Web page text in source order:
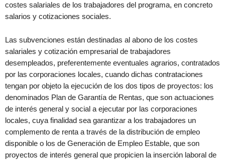
costes salariales de los trabajadores del programa, en concreto
salarios y cotizaciones sociales.
Las subvenciones están destinadas al abono de los costes
salariales y cotización empresarial de trabajadores
desempleados, preferentemente eventuales agrarios, contratados
por las corporaciones locales, cuando dichas contrataciones
tengan por objeto la ejecución de los dos tipos de proyectos: los
denominados Plan de Garantía de Rentas, que son actuaciones
de interés general y social a ejecutar por las corporaciones
locales, cuya finalidad sea garantizar a los trabajadores un
complemento de renta a través de la distribución de empleo
disponible o los de Generación de Empleo Estable, que son
proyectos de interés general que propicien la inserción laboral de